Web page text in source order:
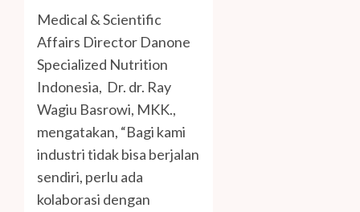
Medical & Scientific
Affairs Director Danone
Specialized Nutrition
Indonesia, Dr. dr. Ray
Wagiu Basrowi, MKK.,
mengatakan, “Bagi kami
industri tidak bisa berjalan
sendiri, perlu ada
kolaborasi dengan